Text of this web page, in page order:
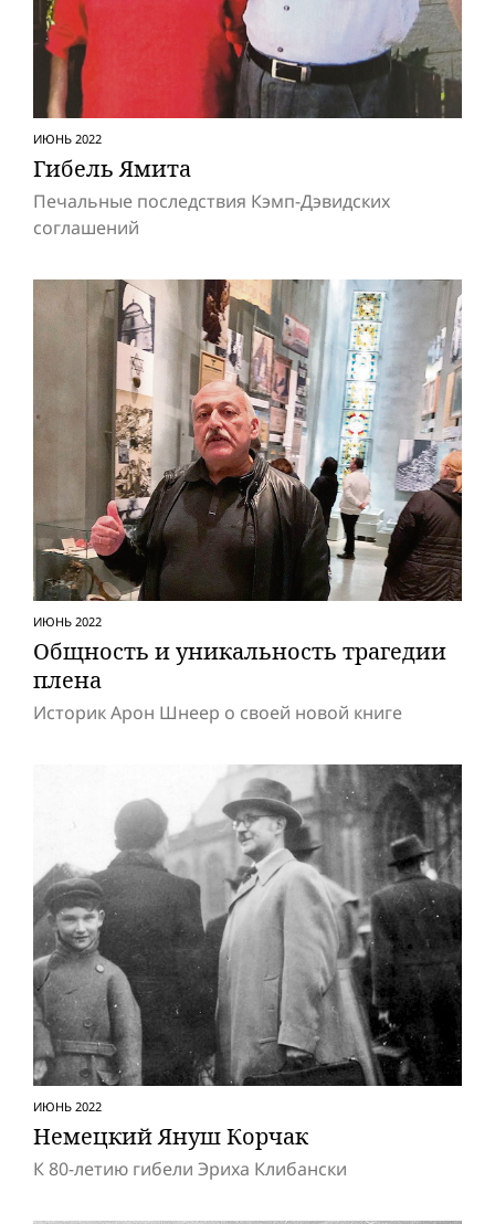
ИЮНЬ 2022
Гибель Ямита
Печальные последствия Кэмп-Дэвидских
соглашений
ИЮНЬ 2022
Общность и уникальность трагедии
плена
Историк Арон Шнеер о своей новой книге
ИЮНЬ 2022
Немецкий Януш Корчак
К 80-летию гибели Эриха Клибански